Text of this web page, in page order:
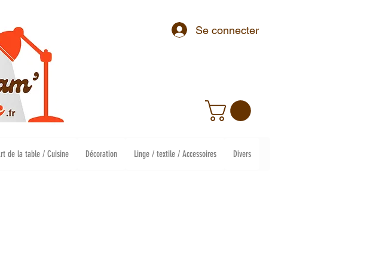
Se connecter
de la table / Cuisine Décoration Linge / textile / Accessoires Divers